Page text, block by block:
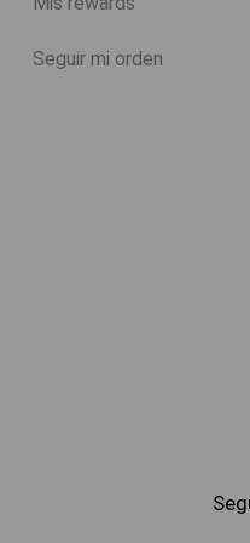
Seguir mi orden